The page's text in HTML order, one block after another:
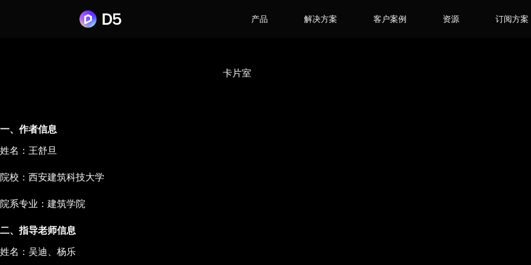
产品 解决方案 客户案例 资源 订阅方案
卡片室
一、作者信息
姓名：王舒旦
院校：西安建筑科技大学
院系专业：建筑学院
二、指导老师信息
姓名：吴迪、杨乐